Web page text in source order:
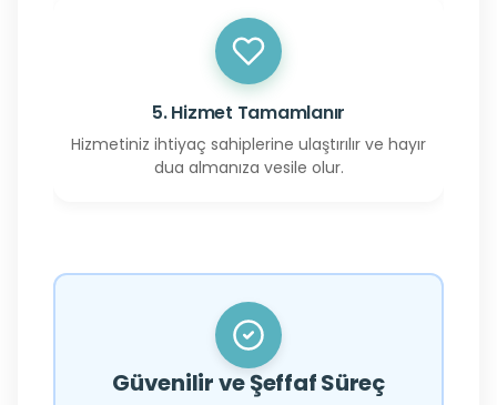
5. Hizmet Tamamlanır
Hizmetiniz ihtiyaç sahiplerine ulaştırılır ve hayır
dua almanıza vesile olur.
Güvenilir ve Şeffaf Süreç